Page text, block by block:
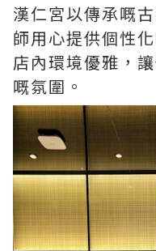
漢仁宮以傳承嘅
師用心提供個性
店內環境優雅，
嘅氛圍。